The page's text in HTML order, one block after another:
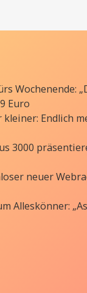
Wochenende:
Euro
kleiner: Endlich
3000
neuer
Alleskönner: